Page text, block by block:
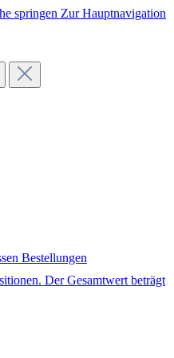
springen Zur Hauptnavigation
Bestellungen
Der Gesamtwert beträgt